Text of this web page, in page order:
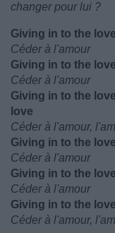
changer pour lui ?
Giving in to the love
Céder à l'amour
Giving in to the love
Céder à l'amour
Giving in to the
love
Céder à l'amour,
Giving in to the love
Céder à l'amour
Giving in to the love
Céder à l'amour
Giving in to the
Céder à l'amour,